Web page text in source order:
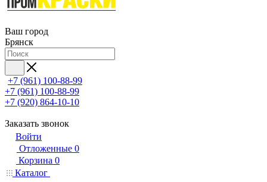
Ваш город
Брянск
+7 (961) 100-88-99
+7 (961) 100-88-99
+7 (920) 864-10-10
Заказать звонок
Войти
Отложенные 0
Корзина 0
Каталог